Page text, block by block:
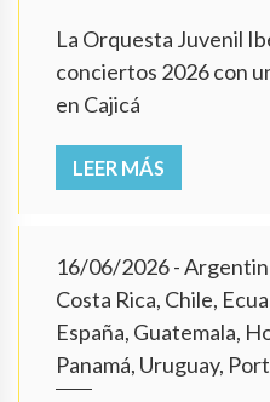
La Orquesta Juvenil
conciertos 2026 con
en Cajicá
LEER MÁS
16/06/2026-
Costa Rica, Chile,
España, Guatemala,
Panamá, Uruguay,